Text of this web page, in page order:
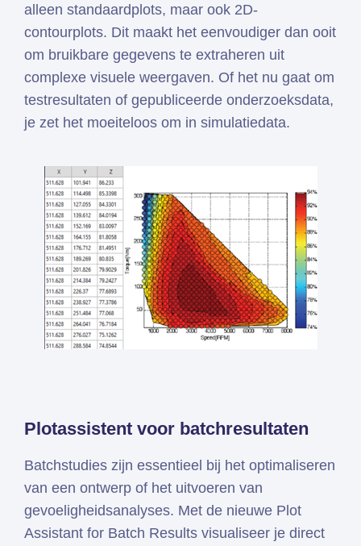
alleen standaardplots, maar ook 2D-
contourplots. Dit maakt het eenvoudiger dan ooit
om bruikbare gegevens te extraheren uit
complexe visuele weergaven. Of het nu gaat om
testresultaten of gepubliceerde onderzoeksdata,
je zet het moeiteloos om in simulatiedata.
Plotassistent voor batchresultaten
Batchstudies zijn essentieel bij het optimaliseren
van een ontwerp of het uitvoeren van
gevoeligheidsanalyses. Met de nieuwe Plot
Assistant for Batch Results visualiseer je direct